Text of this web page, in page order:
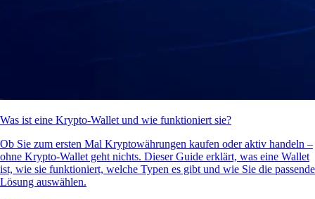
Was ist eine Krypto-Wallet und wie funktioniert sie?
Ob Sie zum ersten Mal Kryptowährungen kaufen oder aktiv handeln –
ohne Krypto-Wallet geht nichts. Dieser Guide erklärt, was eine Wallet
ist, wie sie funktioniert, welche Typen es gibt und wie Sie die passende
Lösung auswählen.